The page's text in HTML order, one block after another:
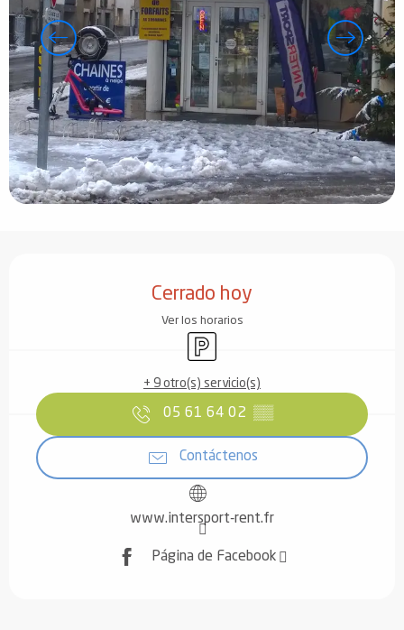
Cerrado hoy
Ver los horarios
Aparcamiento
+ 9 otro(s) servicio(s)
05 61 64 02 ▒▒
Contáctenos
www.intersport-rent.fr
Página de Facebook